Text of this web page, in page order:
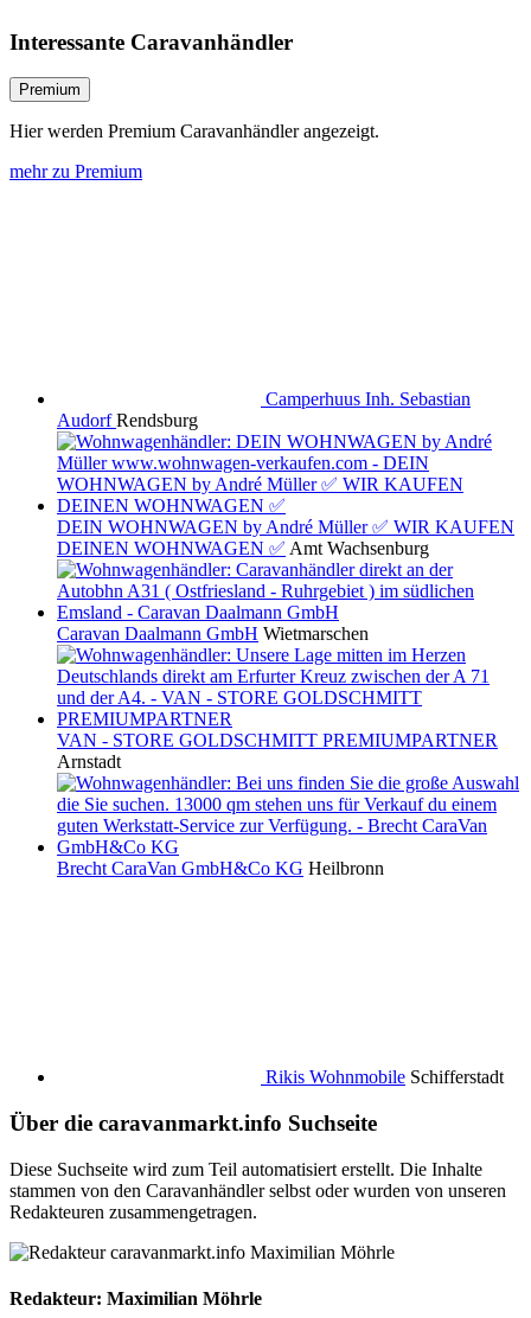
Interessante Caravanhändler
Premium
Hier werden Premium Caravanhändler angezeigt.
mehr zu Premium
Camperhuus Inh. Sebastian
AudorfRendsburg
DEIN WOHNWAGEN by André Müller ✅ WIR KAUFEN
DEINEN WOHNWAGEN ✅ Amt Wachsenburg
Caravan Daalmann GmbH Wietmarschen
VAN - STORE GOLDSCHMITT PREMIUMPARTNER
Arnstadt
Brecht CaraVan GmbH&Co KG Heilbronn
Rikis Wohnmobile Schifferstadt
Über die caravanmarkt.info Suchseite
Diese Suchseite wird zum Teil automatisiert erstellt. Die Inhalte
stammen von den Caravanhändler selbst oder wurden von unseren
Redakteuren zusammengetragen.
Redakteur: Maximilian Möhrle